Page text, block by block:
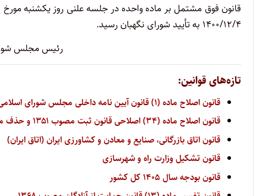
قانون فوق مشتمل بر ماده واحده در جلسه علنی روز یکشنبه
۱۴۰۰/۱۲/۴ به تأیید شورای نگهبان رسید.
رئیس مجلس
تازه‌های قوانین:
قانون اصلاح ماده (۱) قانون آیین نامه داخلی مجلس شورای اسلامی
قانون اصلاح ماده (۳۴) اصلاحی قانون ثبت مصوب ۱۳۵۱ و حذف ماده (۳۴) مکرر آن
قانون اتاق بازرگانی، صنایع و معادن و کشاورزی ایران (اتاق ایران)
قانون تشکیل وزارت راه و شهرسازی
قانون بودجه سال ۱۴۰۵ کل کشور